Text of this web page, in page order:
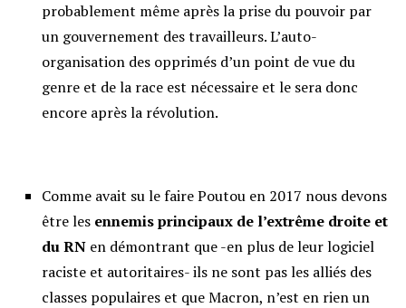
probablement même après la prise du pouvoir par
un gouvernement des travailleurs. L’auto-
organisation des opprimés d’un point de vue du
genre et de la race est nécessaire et le sera donc
encore après la révolution.
Comme avait su le faire Poutou en 2017 nous devons
être les ennemis principaux de l’extrême droite et
du RNen démontrant que -en plus de leur logiciel
raciste et autoritaires- ils ne sont pas les alliés des
classes populaires et que Macron, n’est en rien un